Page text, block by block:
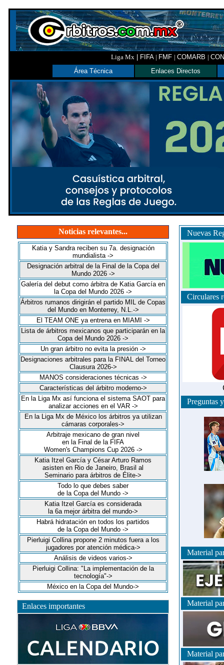
Liga Mx FIFA | FMF | COMARB |
Área Técnica
Enlaces Directos
Noticias relevantes...
Katia y Sandra reciben su 7a. designación
mundialista ->
Designación arbitral de la Final de la Copa del
Mundo 2026 ->
Galería del debut como árbitra de Katia García en
la Copa del Mundo 2026 ->
Árbitros rumanos dirigirán el partido MIL de Copas
del Mundo en Monterrey, N.L.->
El TEAM ONE ya entrena en MIAMI ->
Lista de árbitros mexicanos que participarán en la
Copa del Mundo 2026 ->
Un gran árbitro no evita la presión ->
Designaciones arbitrales para la FINAL del Torneo
Clausura 2026->
MANOS consideraciones técnicas ->
Características del árbitro moderno->
En la Liga Mx así funciona el sistema SAOT para
analizar acciones en el VAR ->
En la Liga Mx de México los árbitros ya utilizan
cámaras corporales->
Arbitraje mexicano de gran nivel
en la Final de la FIFA
Women's Champions Cup 2026 ->
Katia Itzel García y César Arturo Ramos
asisten en Rio de Janeiro, Brasil al
Seminario para árbitros de Élite->
Todo lo que debes saber
de la Copa del Mundo ->
Katia Itzel García es considerada
la 6a mejor árbitra del mundo->
Habrá hidratación en todos los partidos
de la Copa del Mundo ->
Pierluigi Collina propone 2 minutos fuera a los
jugadores por atención médica->
Análisis de videos varios->
Pierluigi Collina: "La implementación de la
tecnología"->
México en la Copa del Mundo->
Enlaces importantes
Nuevas
Circulares
Preguntas
Material
Material
Material